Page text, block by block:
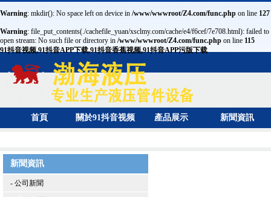
Warning: mkdir(): No space left on device in/www/wwwroot/Z4.com/func.phpon line127
Warning: file_put_contents(./cachefile_yuan/xsclmy.com/cache/e4/f6cef/7e708.html): failed to
open stream: No such file or directory in/www/wwwroot/Z4.com/func.phpon line115
91抖音视频,91抖音APP下载,91抖音香蕉视频,91抖音APP污版下载
首頁 關於91抖音视频 產品展示 新聞資訊
新聞資訊
- 公司新聞